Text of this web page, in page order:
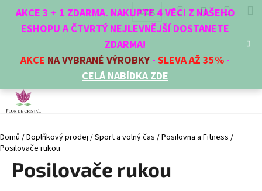
AKCE 3 + 1 ZDARMA. NAKUPTE 4 VĚCI Z NAŠEHO
ESHOPU A ČTVRTÝ NEJLEVNĚJŠÍ DOSTANETE
ZDARMA!
AKCE NA VYBRANÉ VÝROBKY - SLEVA AŽ 35% -
CELÁ NABÍDKA ZDE
CZK HledatPřihlášení
Domů /Doplňkový prodej /Sport a volný čas /Posilovna a Fitness /
Posilovače rukou
Posilovače rukou
Zpět
Zpět
p
o
ř
e
b